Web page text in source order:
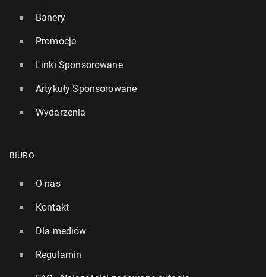
Banery
Promocje
Linki Sponsorowane
Artykuły Sponsorowane
Wydarzenia
BIURO
O nas
Kontakt
Dla mediów
Regulamin